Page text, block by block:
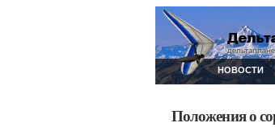
НОВОСТИ
Положения о